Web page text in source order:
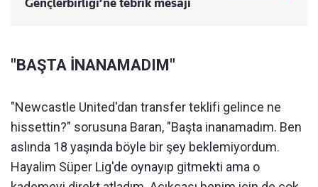
"BAŞTA İNANAMADIM"
"Newcastle United'dan transfer teklifi gelince ne
hissettin?" sorusuna Baran, "Başta inanamadım. Ben
aslında 18 yaşında böyle bir şey beklemiyordum.
Hayalim Süper Lig'de oynayıp gitmekti ama o